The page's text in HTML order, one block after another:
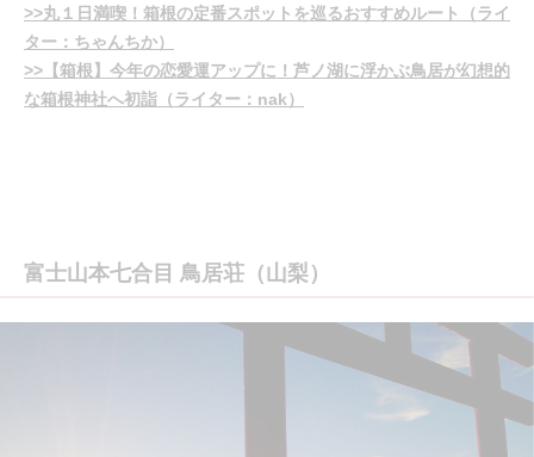
>>丸１日満喫！箱根の定番スポットを巡るおすすめルート（ライ
ター：ちゃんちか）
>>【箱根】今年の恋愛運アップに！芦ノ湖に浮かぶ鳥居が幻想的
な箱根神社へ初詣（ライター：nak）
富士山本七合目 鳥居荘（山梨）